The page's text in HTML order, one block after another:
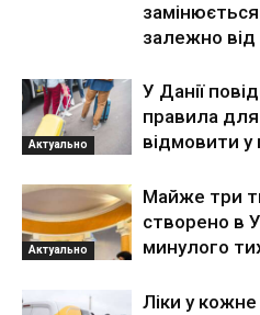
залежно від
Актуально
У Данії
правила
відмовити у
Актуально
Майже три
створено в
минулого
Ліки у